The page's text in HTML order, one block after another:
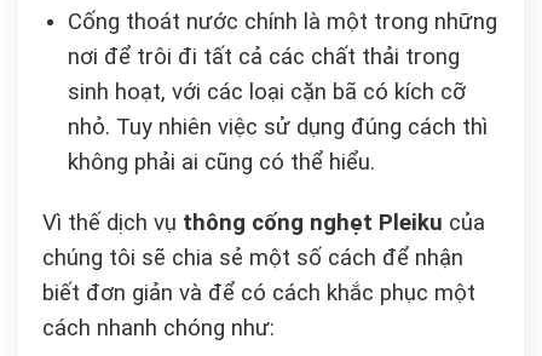
Cống thoát nước chính là một trong những
nơi để trôi đi tất cả các chất thải trong
sinh hoạt, với các loại cặn bã có kích cỡ
nhỏ. Tuy nhiên việc sử dụng đúng cách thì
không phải ai cũng có thể hiểu.
Vì thế dịch vụ thông cống nghẹt Pleiku của
chúng tôi sẽ chia sẻ một số cách để nhận
biết đơn giản và để có cách khắc phục một
cách nhanh chóng như: